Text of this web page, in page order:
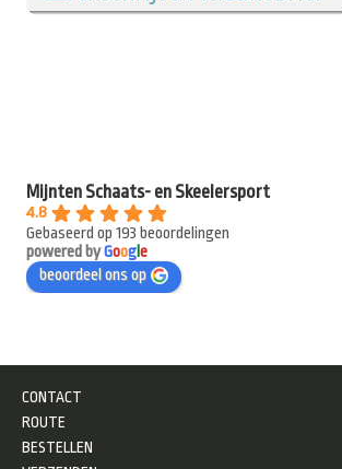
Mijnten Schaats- en Skeelersport
4.8
Gebaseerd op 193 beoordelingen
powered byGooge
beoordeel ons op
CONTACT
ROUTE
BESTELLEN